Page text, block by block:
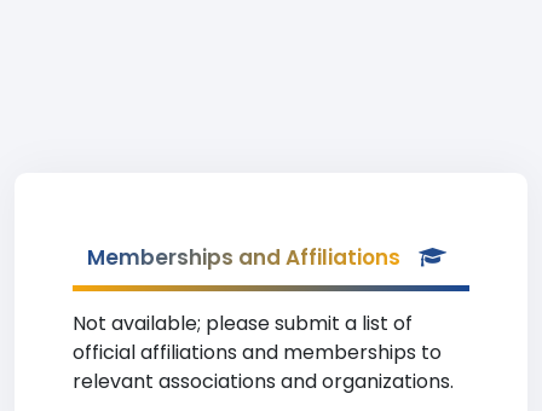
Memberships and Affiliations
Not available; please submit a list of
official affiliations and memberships to
relevant associations and organizations.